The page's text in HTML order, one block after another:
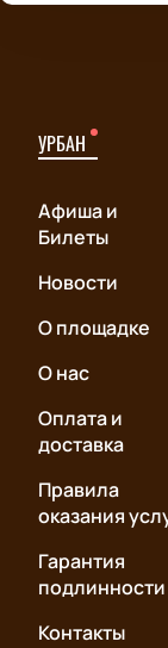
УРБАН
Афиша и
Билеты
Новости
О площадке
О нас
Оплата и
доставка
Правила
оказания
Гарантия
подлинности
Контакты